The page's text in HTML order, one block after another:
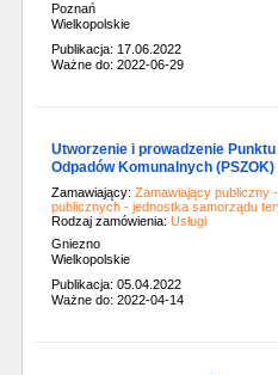
Poznań
Wielkopolskie
Publikacja: 17.06.2022
Ważne do: 2022-06-29
Utworzenie i prowadzenie
Odpadów Komunalnych (PSZOK)
Zamawiający: Zamawiający publiczny
publicznych - jednostka samorządu
Rodzaj zamówienia: Usługi
Gniezno
Wielkopolskie
Publikacja: 05.04.2022
Ważne do: 2022-04-14